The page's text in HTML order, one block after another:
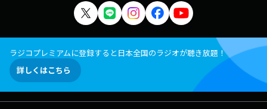
ラジコプレミアムに登録すると日本全国のラジオが聴き放題！
詳しくはこちら